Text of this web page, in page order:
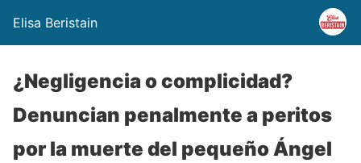
Elisa Beristain
¿Negligencia o complicidad?
Denuncian penalmente a peritos
por la muerte del pequeño Ángel